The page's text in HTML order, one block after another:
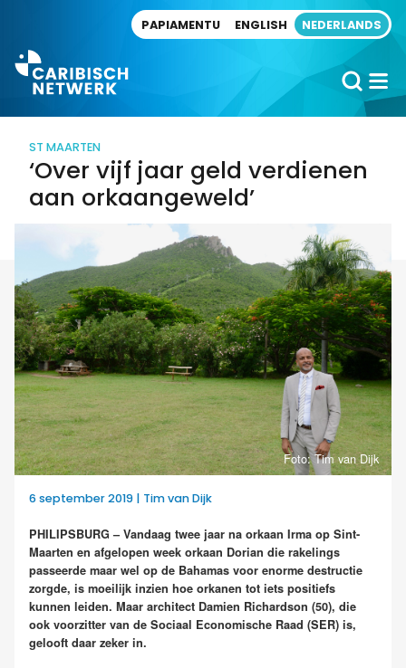
PAPIAMENTU ENGLISH NEDERLANDS
ST MAARTEN
‘Over vijf jaar geld verdienen
aan orkaangeweld’
Foto: Tim van Dijk
6 september 2019 | Tim van Dijk
PHILIPSBURG – Vandaag twee jaar na orkaan Irma op Sint-
Maarten en afgelopen week orkaan Dorian die rakelings
passeerde maar wel op de Bahamas voor enorme destructie
zorgde, is moeilijk inzien hoe orkanen tot iets positiefs
kunnen leiden. Maar architect Damien Richardson (50), die
ook voorzitter van de Sociaal Economische Raad (SER) is,
gelooft daar zeker in.